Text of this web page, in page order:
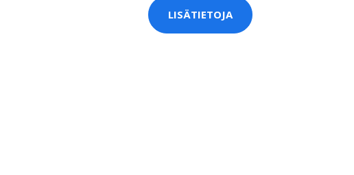
LISÄTIETOJA